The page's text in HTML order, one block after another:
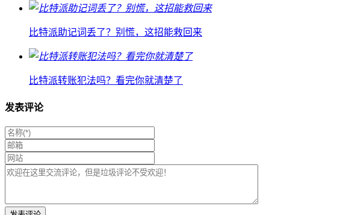
比特派助记词丢了？别慌，这招能救回来
比特派转账犯法吗？看完你就清楚了
发表评论